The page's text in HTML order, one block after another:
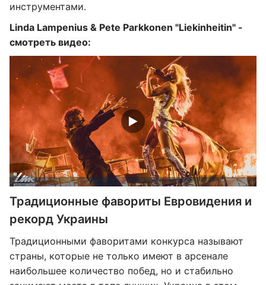
инструментами.
Linda Lampenius & Pete Parkkonen "Liekinheitin" -
смотреть видео:
Традиционные фавориты Евровидения и
рекорд Украины
Традиционными фаворитами конкурса называют
страны, которые не только имеют в арсенале
наибольшее количество побед, но и стабильно